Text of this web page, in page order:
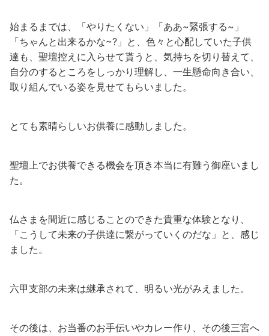
始まるまでは、「やりたくない」「ああ~緊張する~」
「ちゃんと出来るかな~?」と、色々と心配していた子供
達も、聖壇控えに入らせて貰うと、気持ちを切り替えて、
自分のするところをしっかり理解し、一生懸命向き合い、
取り組んでいる姿を見せてもらいました。
とても素晴らしいお供養に感動しました。
聖壇上でお供養できる機会を頂き本当に有難う御座いまし
た。
仏さまを間近に感じることのできた貴重な体験となり、
「こうして未来の子供達に繋がっていくのだな」と、感じ
ました。
六甲支部の未来は継承されて、明るい光がみえました。
その後は、お当番のお手伝いやカレー作り、その後三宮へ